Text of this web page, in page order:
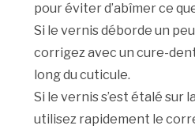
pour éviter d’abîmer ce
Si le vernis déborde un
corrigez avec un cure-
long du cuticule.
Si le vernis s’est étalé sur
utilisez rapidement le